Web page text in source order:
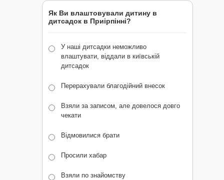
Як Ви влаштовували дитину в
дитсадок в Приірпінні?
У наші дитсадки неможливо
влаштувати, віддали в київській
дитсадок
Перерахували благодійний внесок
Взяли за записом, але довелося довго
чекати
Відмовилися брати
Просили хабар
Взяли по знайомству